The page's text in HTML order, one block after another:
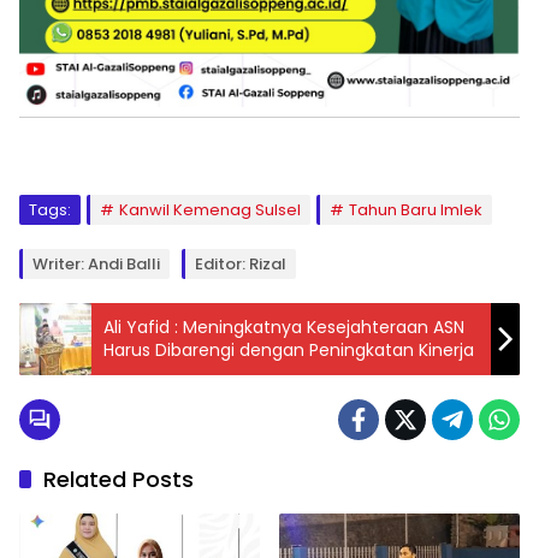
Tags: Kanwil Kemenag Sulsel Tahun Baru Imlek
Writer: Andi Balli Editor: Rizal
Ali Yafid : Meningkatnya Kesejahteraan ASN
Harus Dibarengi dengan Peningkatan Kinerja
Related Posts